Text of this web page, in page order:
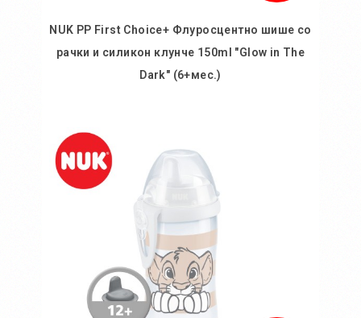
NUK PP First Choice+ Флуросцентно шише со
рачки и силикон клунче 150ml "Glow in The
Dark" (6+мес.)